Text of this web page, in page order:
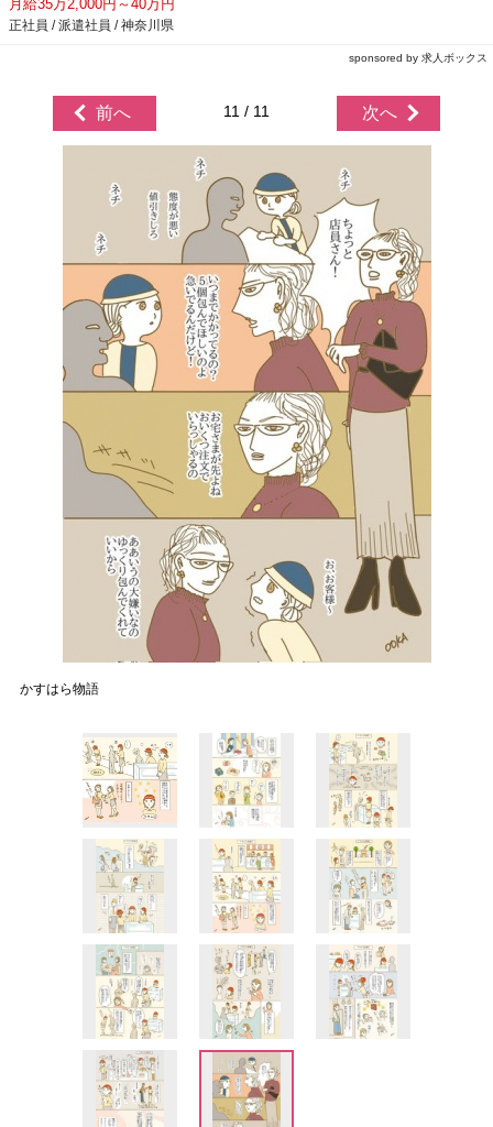
月給35万2,000円～40万円
正社員 / 派遣社員 / 神奈川県
sponsored by 求人ボックス
前へ 11 / 11 次へ
かすはら物語